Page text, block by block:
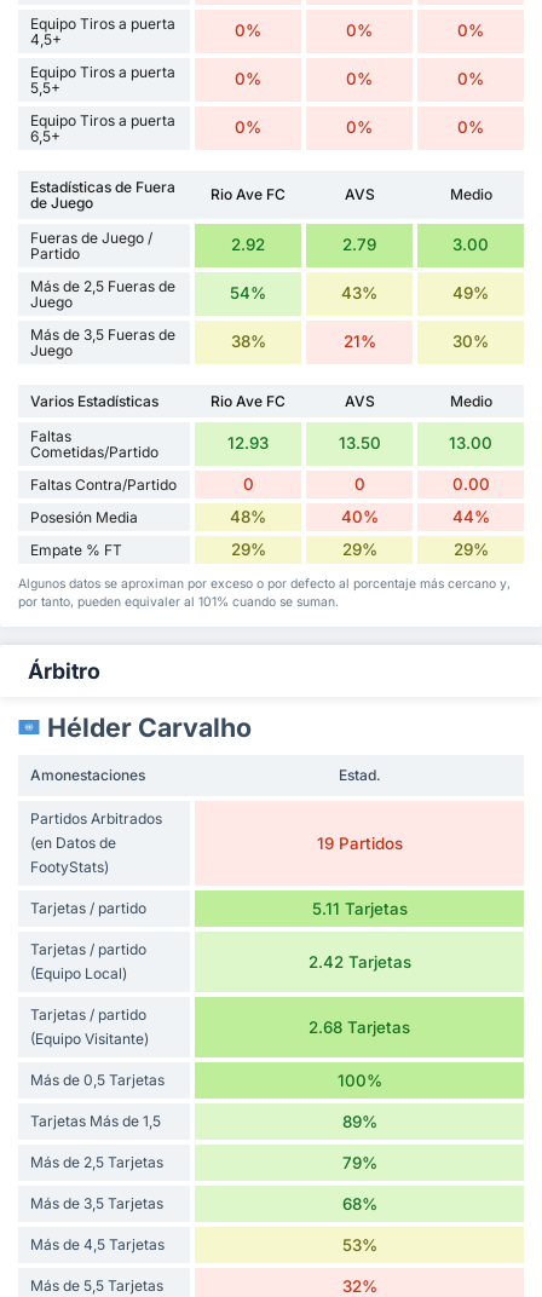
Equipo Tiros a puerta
4,5+
0% 0% 0%
Equipo Tiros a puerta
5,5+
0% 0% 0%
Equipo Tiros a puerta
6,5+
0% 0% 0%
Estadísticas de Fuera
de Juego
Rio Ave FC AVS Medio
Fueras de Juego /
Partido
2.92 2.79 3.00
Más de 2,5 Fueras de
Juego
54% 43% 49%
Más de 3,5 Fueras de
Juego
38% 21% 30%
Varios Estadísticas Rio Ave FC AVS
Medio
Faltas
Cometidas/Partido
12.93 13.50 13.00
Faltas Contra/Partido 0 0 0.00
Posesión Media 48% 40% 44%
Empate % FT 29% 29% 29%
Algunos datos se aproximan por exceso o por defecto al porcentaje más cercano y,
por tanto, pueden equivaler al 101% cuando se suman.
Árbitro
Hélder Carvalho
Amonestaciones Estad.
Partidos Arbitrados
(en Datos de
FootyStats)
19 Partidos
Tarjetas / partido 5.11 Tarjetas
Tarjetas / partido
(Equipo Local)
2.42 Tarjetas
Tarjetas / partido
(Equipo Visitante)
2.68 Tarjetas
Más de 0,5 Tarjetas 100%
Tarjetas Más de 1,5 89%
Más de 2,5 Tarjetas 79%
Más de 3,5 Tarjetas 68%
Más de 4,5 Tarjetas 53%
Más de 5,5 Tarjetas 32%